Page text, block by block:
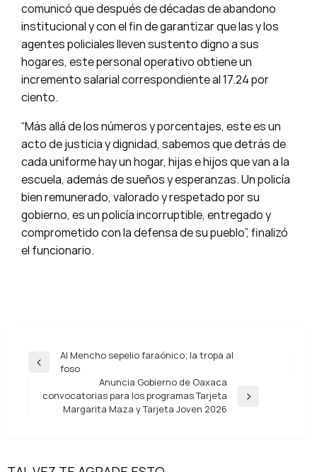
comunicó que después de décadas de abandono
institucional y con el fin de garantizar que las y los
agentes policiales lleven sustento digno a sus
hogares, este personal operativo obtiene un
incremento salarial correspondiente al 17.24 por
ciento.
“Más allá de los números y porcentajes, este es un
acto de justicia y dignidad, sabemos que detrás de
cada uniforme hay un hogar, hijas e hijos que van a la
escuela, además de sueños y esperanzas. Un policía
bien remunerado, valorado y respetado por su
gobierno, es un policía incorruptible, entregado y
comprometido con la defensa de su pueblo”, finalizó
el funcionario.
Navegación
entradas
Entrada
Al Mencho sepelio faraónico; la tropa al
foso
Entrada
siguiente
Anuncia Gobierno de Oaxaca
convocatorias para los programas Tarjeta
Margarita Maza y Tarjeta Joven 2026